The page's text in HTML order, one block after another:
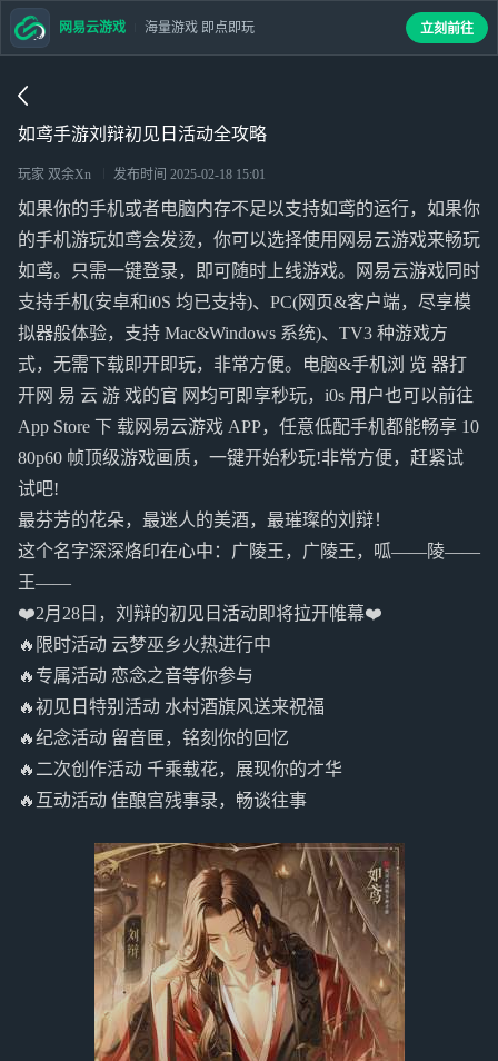
如鸢手游刘辩初见日活动全攻略
玩家 双余Xn 发布时间 2025-02-18 15:01
如果你的手机或者电脑内存不足以支持如鸢的运行，如果你
的手机游玩如鸢会发烫，你可以选择使用网易云游戏来畅玩
如鸢。只需一键登录，即可随时上线游戏。网易云游戏同时
支持手机(安卓和i0S 均已支持)、PC(网页&客户端，尽享模
拟器般体验，支持 Mac&Windows 系统)、TV3 种游戏方
式，无需下载即开即玩，非常方便。电脑&手机浏 览 器打
开网 易 云 游 戏的官 网均可即享秒玩，i0s 用户也可以前往
App Store 下 载网易云游戏 APP，任意低配手机都能畅享 10
80p60 帧顶级游戏画质，一键开始秒玩!非常方便，赶紧试
试吧!
最芬芳的花朵，最迷人的美酒，最璀璨的刘辩！
这个名字深深烙印在心中：广陵王，广陵王，呱——陵——
王——
❤️2月28日，刘辩的初见日活动即将拉开帷幕❤️
🔥限时活动 云梦巫乡火热进行中
🔥专属活动 恋念之音等你参与
🔥初见日特别活动 水村酒旗风送来祝福
🔥纪念活动 留音匣，铭刻你的回忆
🔥二次创作活动 千乘载花，展现你的才华
🔥互动活动 佳酿宫残事录，畅谈往事
网易云游戏 海量游戏 即点即玩 立刻前往